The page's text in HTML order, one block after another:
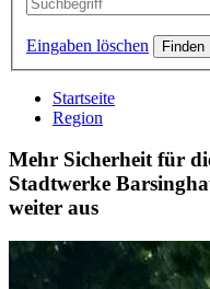
Eingaben löschen
Startseite
Region
Mehr Sicherheit für
Stadtwerke
weiter aus